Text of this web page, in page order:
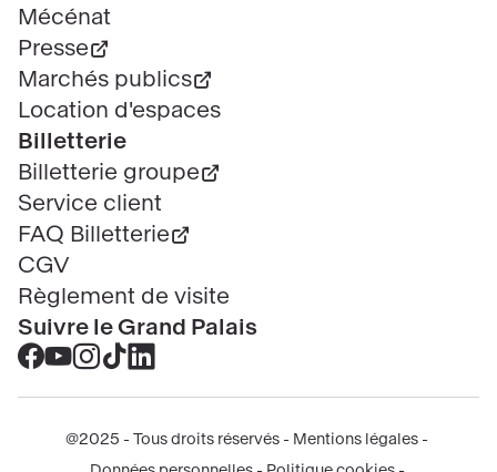
Mécénat
Presse
Marchés publics
Location d'espaces
Billetterie
Billetterie groupe
Service client
FAQ Billetterie
CGV
Règlement de visite
Suivre le Grand Palais
Accéder
au
Accéder
au
Accéder
au
Accéder
au
Accéder
au
@2025 - Tous droits réservés
Mentions légales